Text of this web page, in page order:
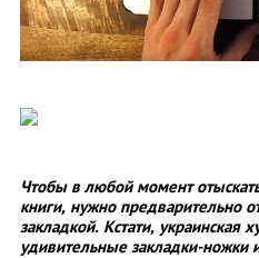
Чтобы в любой момент
книги, нужно предварительно
закладкой. Кстати, украинская
удивительные закладки-ножки